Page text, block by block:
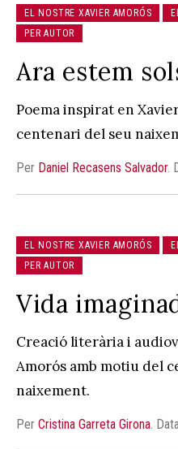
EL NOSTRE XAVIER AMORÓS
PER AUTOR
Ara estem
Poema inspirat en
centenari del seu
Per Daniel Recasens Salvador.
EL NOSTRE XAVIER AMORÓS
PER AUTOR
Vida
Creació literària i
Amorós amb motiu del
naixement.
Per Cristina Garreta Girona.